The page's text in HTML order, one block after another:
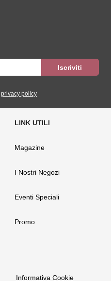
privacy policy
Magazine
I Nostri Negozi
Eventi Speciali
Promo
Informativa Cookie